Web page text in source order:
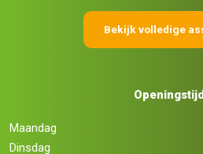
Bekijk volledige
Maandag
Dinsdag